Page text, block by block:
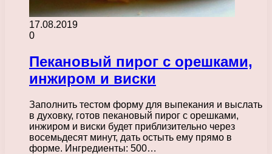
17.08.2019
0
Пекановый пирог с орешками,
инжиром и виски
Заполнить тестом форму для выпекания и выслать
в духовку, готов пекановый пирог с орешками,
инжиром и виски будет приблизительно через
восемьдесят минут, дать остыть ему прямо в
форме. Ингредиенты: 500…